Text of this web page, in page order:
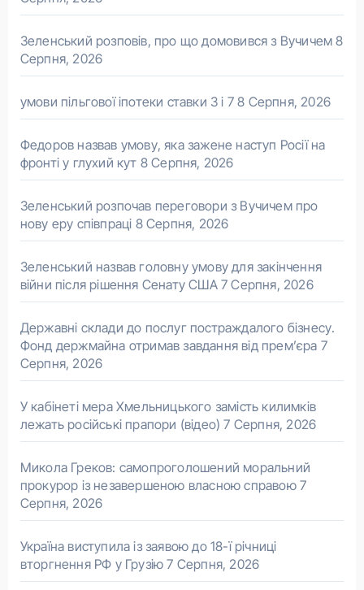
Зеленський розповів, про що домовився з Вучичем 8
Серпня, 2026
умови пільгової іпотеки ставки 3 і 7 8 Серпня, 2026
Федоров назвав умову, яка зажене наступ Росії на
фронті у глухий кут 8 Серпня, 2026
Зеленський розпочав переговори з Вучичем про
нову еру співпраці 8 Серпня, 2026
Зеленський назвав головну умову для закінчення
війни після рішення Сенату США 7 Серпня, 2026
Державні склади до послуг постраждалого бізнесу.
Фонд держмайна отримав завдання від прем’єра 7
Серпня, 2026
У кабінеті мера Хмельницького замість килимків
лежать російські прапори (відео) 7 Серпня, 2026
Микола Греков: самопроголошений моральний
прокурор із незавершеною власною справою 7
Серпня, 2026
Україна виступила із заявою до 18-ї річниці
вторгнення РФ у Грузію 7 Серпня, 2026